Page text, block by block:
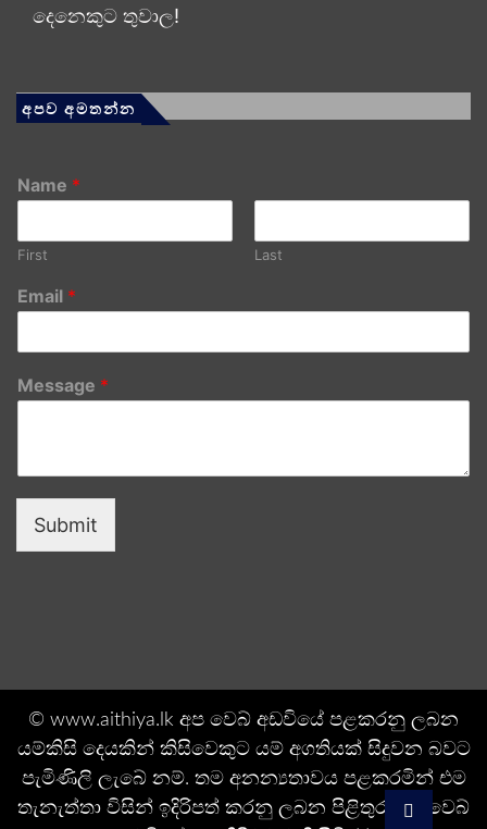
දෙනෙකුට තුවාල!
අපව අමතන්න
Name *
First Last
Email *
Message *
Submit
© www.aithiya.lk අප වෙබ් අඩවියේ පළකරනු ලබන
යම්කිසි දෙයකින් කිසිවෙකුට යම් අගතියක් සිදුවන බවට
පැමිණිලි ලැබේ නම්. තම අනන්‍යතාවය පළකරමින් එම
තැනැත්තා විසින් ඉදිරිපත් කරනු ලබන පිළිතුරු අප වෙබ්